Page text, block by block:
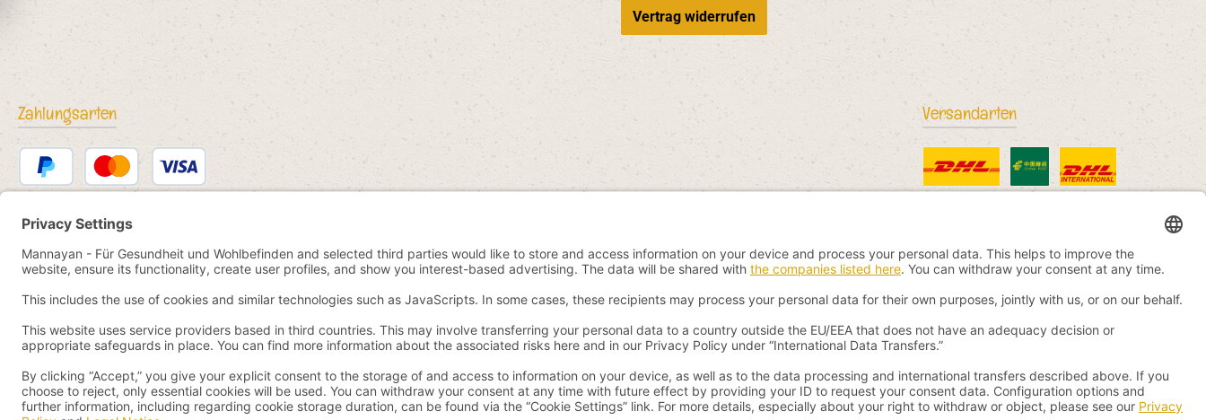
Vertrag widerrufen
Zahlungsarten
PayPal Kredit- oder Debitkarte
Bancontact SEPA Lastschrift
eps
iDEAL Przelewy24
Vorkasse Pay by YaBandPay
WeChat Pay + AliPay
Versandarten
DHL StandardChina PostDHL International